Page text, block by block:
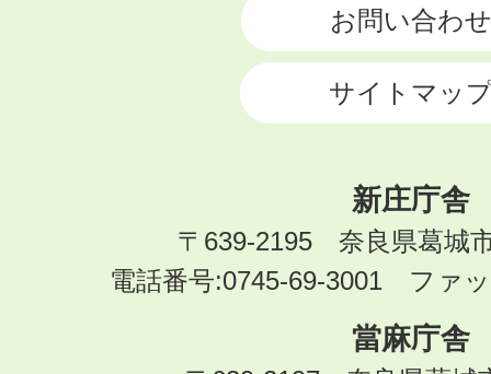
お問い合わせ
サイトマッ
新庄庁舎
〒639-2195 奈良県葛城
電話番号:0745-69-3001 ファ
當麻庁舎